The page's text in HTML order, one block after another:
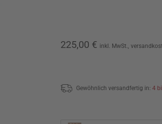
225,00 € inkl. MwSt.,
Gewöhnlich versandfertig in: 4